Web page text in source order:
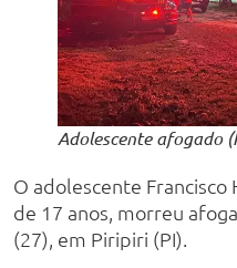
Adolescente afogado
O adolescente Francisco
de 17 anos, morreu
(27), em Piripiri (PI).